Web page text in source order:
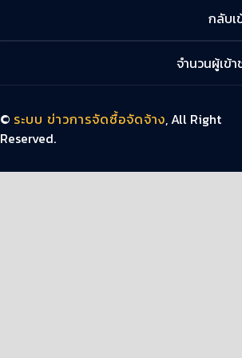
กลับเ
จำนวนผู้เข้
© ระบบ ข่าวการจัดซื้อจัดจ้าง, All Right
Reserved.